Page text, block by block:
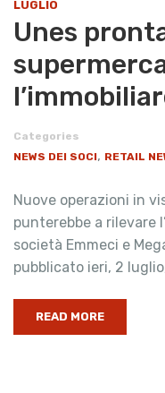
LUGLIO
Unes
Categories
NEWS DEI SOCI, RETAIL
Nuove operazioni in
punterebbe a rilevare
società Emmeci e
pubblicato ieri, 2
READ MORE